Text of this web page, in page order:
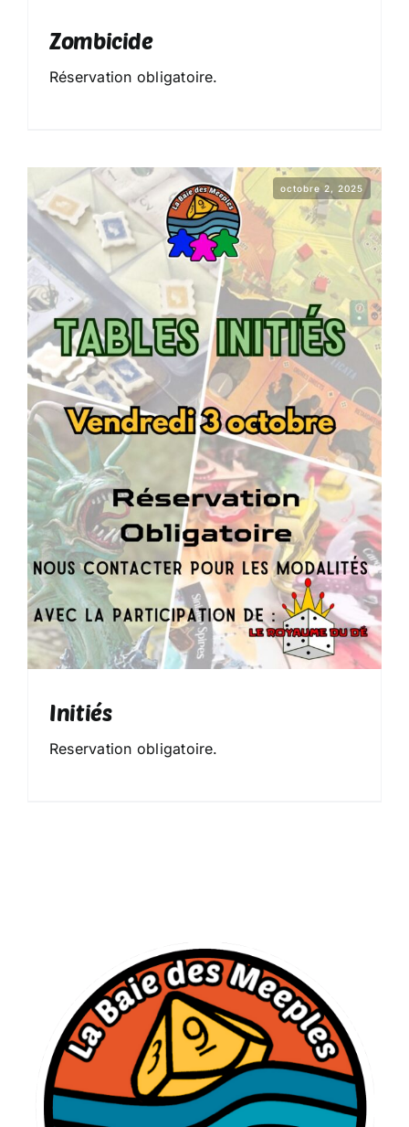
Zombicide
Réservation obligatoire.
octobre 2, 2025
Initiés
Reservation obligatoire.